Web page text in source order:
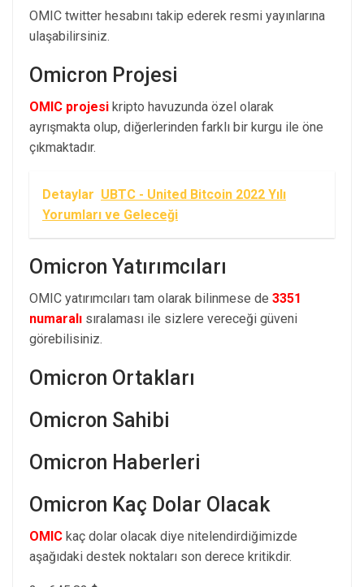
OMIC twitter hesabını takip ederek resmi yayınlarına
ulaşabilirsiniz.
Omicron Projesi
OMIC projesi kripto havuzunda özel olarak
ayrışmakta olup, diğerlerinden farklı bir kurgu ile öne
çıkmaktadır.
Detaylar UBTC - United Bitcoin 2022 Yılı
Yorumları ve Geleceği
Omicron Yatırımcıları
OMIC yatırımcıları tam olarak bilinmese de 3351
numaralı sıralaması ile sizlere vereceği güveni
görebilisiniz.
Omicron Ortakları
Omicron Sahibi
Omicron Haberleri
Omicron Kaç Dolar Olacak
OMIC kaç dolar olacak diye nitelendirdiğimizde
aşağıdaki destek noktaları son derece kritikdir.